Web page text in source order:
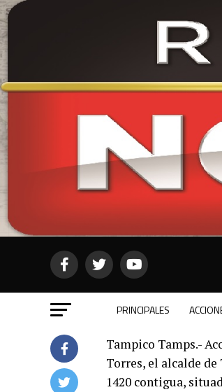
PRINCIPALES
Tampico Tamps.-
Torres, el alcalde
1420 contigua,